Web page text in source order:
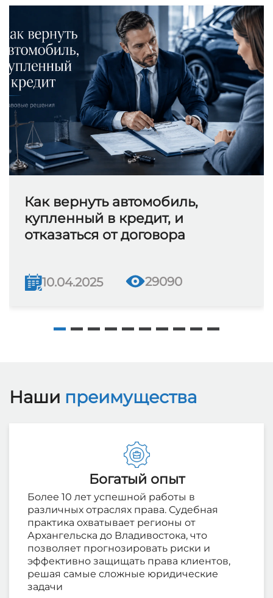
Как вернуть автомобиль,
купленный в кредит, и
отказаться от договора
10.04.2025 29090
Наши преимущества
Богатый опыт
Более 10 лет успешной работы в
различных отраслях права. Судебная
практика охватывает регионы от
Архангельска до Владивостока, что
позволяет прогнозировать риски и
эффективно защищать права клиентов,
решая самые сложные юридические
задачи